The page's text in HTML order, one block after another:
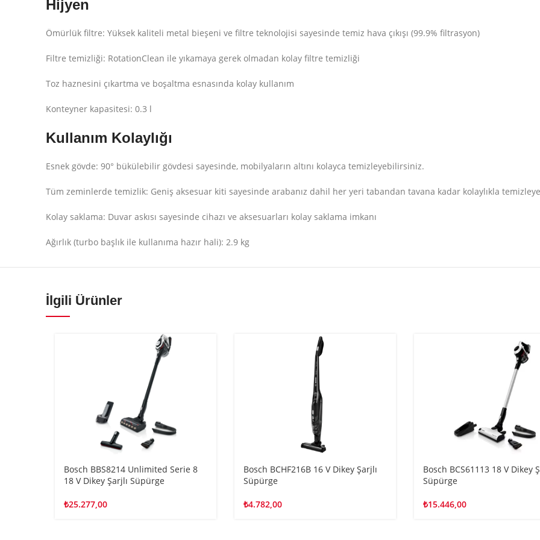
Hijyen
Ömürlük filtre: Yüksek kaliteli metal bieşeni ve filtre teknolojisi sayesinde temiz hava çıkışı (99.9% filtrasyon)
Filtre temizliği: RotationClean ile yıkamaya gerek olmadan kolay filtre temizliği
Toz haznesini çıkartma ve boşaltma esnasında kolay kullanım
Konteyner kapasitesi: 0.3 l
Kullanım Kolaylığı
Esnek gövde: 90° bükülebilir gövdesi sayesinde, mobilyaların altını kolayca temizleyebilirsiniz.
Tüm zeminlerde temizlik: Geniş aksesuar kiti sayesinde arabanız dahil her yeri tabandan tavana kadar kolaylıkla
Kolay saklama: Duvar askısı sayesinde cihazı ve aksesuarları kolay saklama imkanı
Ağırlık (turbo başlık ile kullanıma hazır hali): 2.9 kg
İlgili Ürünler
Bosch BBS8214 Unlimited Serie 8
18 V Dikey Şarjlı Süpürge
₺25.277,00
Bosch BCHF216B 16 V Dikey Şarjlı
Süpürge
₺4.782,00
Bosch BCS61113 18 V Dikey
Süpürge
₺15.446,00